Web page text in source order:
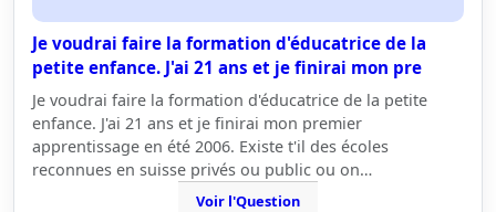
Je voudrai faire la formation d'éducatrice de la
petite enfance. J'ai 21 ans et je finirai mon pre
Je voudrai faire la formation d'éducatrice de la petite
enfance. J'ai 21 ans et je finirai mon premier
apprentissage en été 2006. Existe t'il des écoles
reconnues en suisse privés ou public ou on…
Voir l'Question